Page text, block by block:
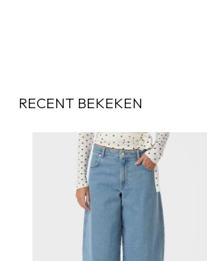
RECENT BEKEKEN